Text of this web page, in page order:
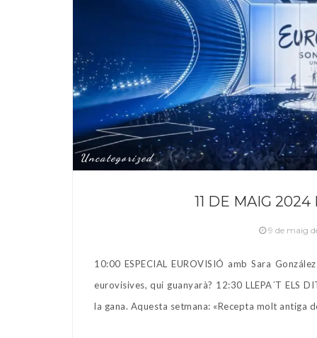
Uncategorized
11 DE MAIG
9 de maig
10:00 ESPECIAL EUROVISIÓ amb Sara
eurovisives, qui guanyarà? 12:30 LLEPA´T ELS
la gana. Aquesta setmana: «Recepta molt antiga